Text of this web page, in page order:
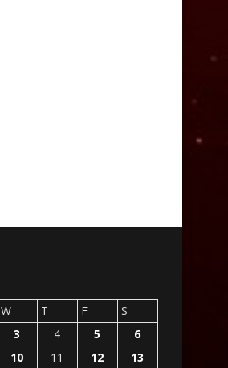
W T F
S
3 4 5
6
10 11 12 13